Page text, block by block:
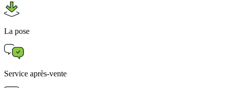
La pose
Service après-vente